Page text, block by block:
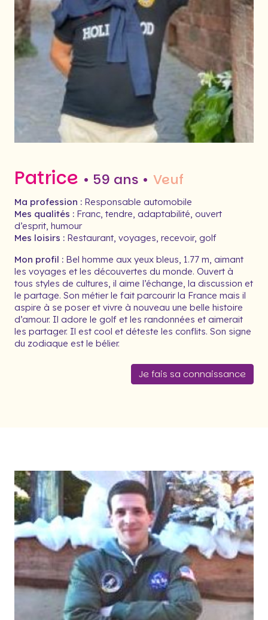
Patrice • 59 ans • Veuf
Ma profession : Responsable automobile
Mes qualités : Franc, tendre, adaptabilité, ouvert
d’esprit, humour
Mes loisirs : Restaurant, voyages, recevoir, golf
Mon profil : Bel homme aux yeux bleus, 1.77 m, aimant
les voyages et les découvertes du monde. Ouvert à
tous styles de cultures, il aime l’échange, la discussion et
le partage. Son métier le fait parcourir la France mais il
aspire à se poser et vivre à nouveau une belle histoire
d’amour. Il adore le golf et les randonnées et aimerait
les partager. Il est cool et déteste les conflits. Son signe
du zodiaque est le bélier.
Je fais sa connaissance